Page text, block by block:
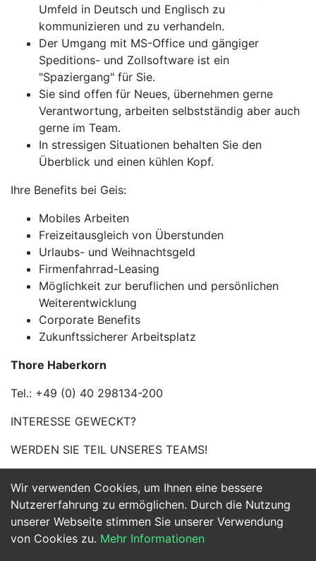
Wir verwenden Cookies, um Ihnen eine bessere
Nutzererfahrung zu ermöglichen. Durch die Nutzung
unserer Webseite stimmen Sie unserer Verwendung
von Cookies zu. Mehr Informationen
Umfeld in Deutsch und Englisch zu
kommunizieren und zu verhandeln.
Der Umgang mit MS-Office und gängiger
Speditions- und Zollsoftware ist ein
"Spaziergang" für Sie.
Sie sind offen für Neues, übernehmen gerne
Verantwortung, arbeiten selbstständig aber auch
gerne im Team.
In stressigen Situationen behalten Sie den
Überblick und einen kühlen Kopf.
Ihre Benefits bei Geis:
Mobiles Arbeiten
Freizeitausgleich von Überstunden
Urlaubs- und Weihnachtsgeld
Firmenfahrrad-Leasing
Möglichkeit zur beruflichen und persönlichen
Weiterentwicklung
Corporate Benefits
Zukunftssicherer Arbeitsplatz
Thore Haberkorn
Tel.: +49 (0) 40 298134-200
INTERESSE GEWECKT?
WERDEN SIE TEIL UNSERES TEAMS!
Jetzt Bewerben